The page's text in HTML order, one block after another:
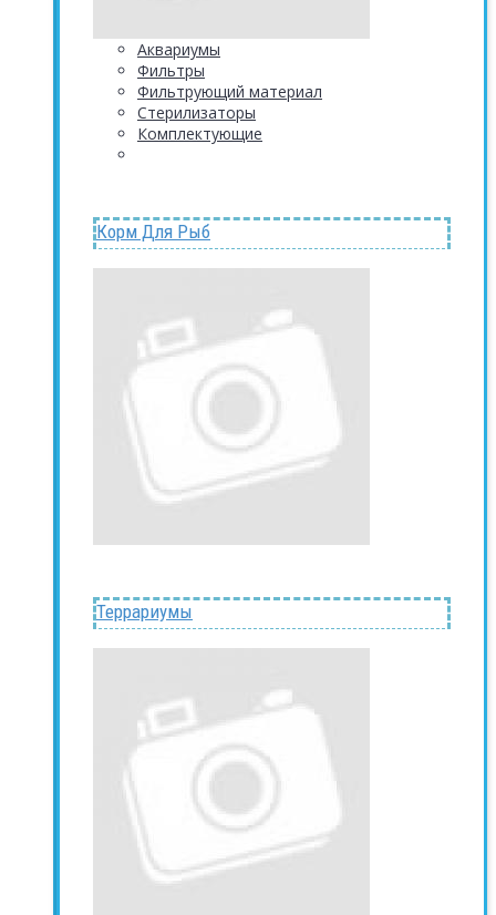
Аквариумы
Фильтры
Фильтрующий материал
Стерилизаторы
Комплектующие
Корм Для Рыб
Террариумы